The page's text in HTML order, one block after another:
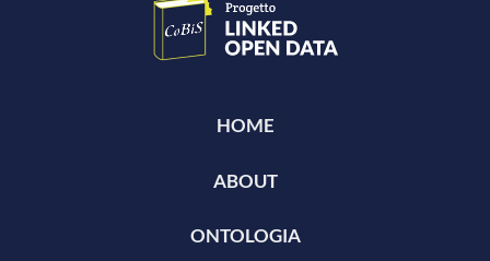
HOME
ABOUT
ONTOLOGIA